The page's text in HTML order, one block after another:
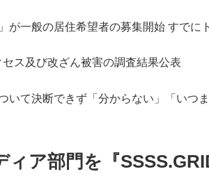
マーブレ
支援を申し
かしている
で猛打賞3打
【艦これ】水着川内さ
【艦これ】ナマケモ
クに売上を逆転され
が一般の居住希望者の募集開始 すでに
ス及び改ざん被害の調査結果公表
いて決断できず「分からない」「いつ
ィア部門を『